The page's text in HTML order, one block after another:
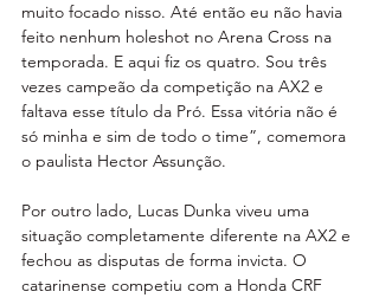
muito focado nisso. Até então eu não havia
feito nenhum holeshot no Arena Cross na
temporada. E aqui fiz os quatro. Sou três
vezes campeão da competição na AX2 e
faltava esse título da Pró. Essa vitória não é
só minha e sim de todo o time”, comemora
o paulista Hector Assunção.
Por outro lado, Lucas Dunka viveu uma
situação completamente diferente na AX2 e
fechou as disputas de forma invicta. O
catarinense competiu com a Honda CRF